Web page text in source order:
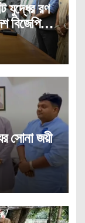
রণ
বিজেপির
সোনা জয়ী